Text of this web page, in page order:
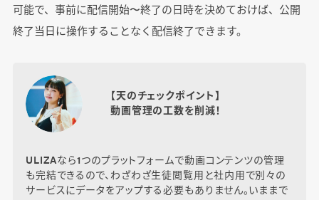
可能で、事前に配信開始〜終了の日時を決めておけば、公開
終了当日に操作することなく配信終了できます。
【天のチェックポイント】
動画管理の工数を削減！
ULIZAなら1つのプラットフォームで動画コンテンツの管理
も完結できるので、わざわざ生徒閲覧用と社内用で別々の
サービスにデータをアップする必要もありません。いままで